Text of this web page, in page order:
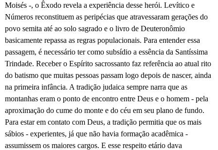
Moisés -, o Êxodo revela a experiência desse herói. Levítico e
Números reconstituem as peripécias que atravessaram gerações do
povo semita até ao solo sagrado e o livro de Deuteronômio
basicamente repassa as regras populacionais. Para entender essa
passagem, é necessário ter como subsídio a essência da Santíssima
Trindade. Receber o Espírito sacrossanto faz referência ao atual rito
do batismo que muitas pessoas passam logo depois de nascer, ainda
na primeira infância. A tradição judaica sempre narra que as
montanhas eram o ponto de encontro entre Deus e o homem - pela
aproximação do cume do monte e do céu em seu plano de fundo.
Para estar em contato com Deus, a tradição permitia que os mais
sábios - experientes, já que não havia formação acadêmica -
assumissem os maiores cargos. E esse respeito etário dava